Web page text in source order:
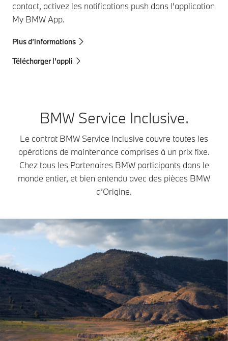
contact, activez les notifications push dans l’application
My BMW App.
Plus d’informations
Télécharger l’appli
BMW Service Inclusive.
Le contrat BMW Service Inclusive couvre toutes les
opérations de maintenance comprises à un prix fixe.
Chez tous les Partenaires BMW participants dans le
monde entier, et bien entendu avec des pièces BMW
d’Origine.